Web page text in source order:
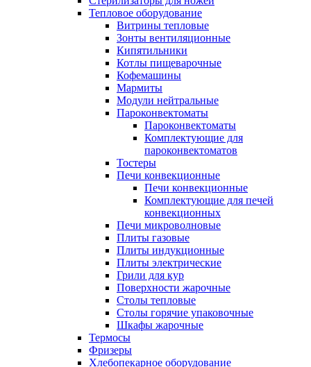
Тепловое оборудование
Витрины тепловые
Зонты вентиляционные
Кипятильники
Котлы пищеварочные
Кофемашины
Мармиты
Модули нейтральные
Пароконвектоматы
Пароконвектоматы
Комплектующие для
пароконвектоматов
Тостеры
Печи конвекционные
Печи конвекционные
Комплектующие для печей
конвекционных
Печи микроволновые
Плиты газовые
Плиты индукционные
Плиты электрические
Грили для кур
Поверхности жарочные
Столы тепловые
Столы горячие упаковочные
Шкафы жарочные
Термосы
Фризеры
Хлебопекарное оборудование